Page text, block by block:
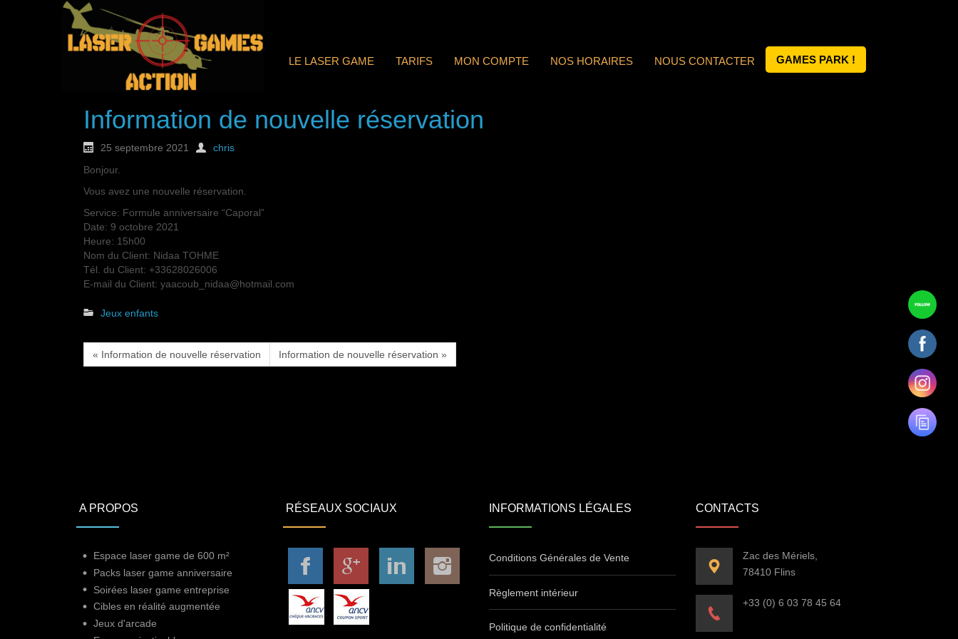
LE LASER GAME TARIFS MON COMPTE NOS HORAIRES NOUS CONTACTER GAMES PARK !
Information de nouvelle réservation
25 septembre 2021
chris
Bonjour.
Vous avez une nouvelle réservation.
Service: Formule anniversaire “Caporal”
Date: 9 octobre 2021
Heure: 15h00
Nom du Client: Nidaa TOHME
Tél. du Client: +33628026006
E-mail du Client: yaacoub_nidaa@hotmail.com
Jeux enfants
« Information de nouvelle réservation Information de nouvelle réservation »
A PROPOS
Espace laser game de 600 m²
Packs laser game anniversaire
Soirées laser game entreprise
Cibles en réalité augmentée
Jeux d'arcade
RÉSEAUX SOCIAUX INFORMATIONS LÉGALES
Conditions Générales de Vente
Règlement intérieur
Politique de confidentialité
CONTACTS
Zac des Mériels,
78410 Flins
+33 (0) 6 03 78 45 64